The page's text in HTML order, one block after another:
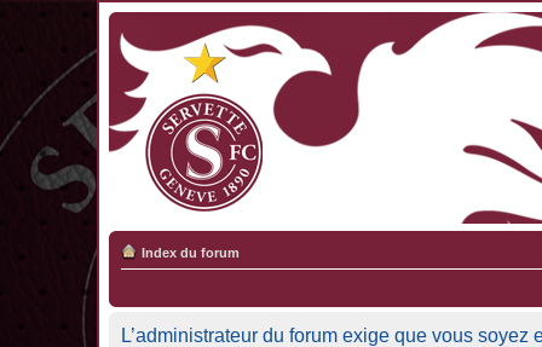
Index du forum
L’administrateur du forum exige que vous